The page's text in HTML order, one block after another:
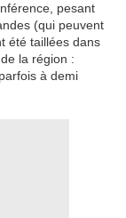
pesant
(qui peuvent
été taillées dans
la région :
à demi